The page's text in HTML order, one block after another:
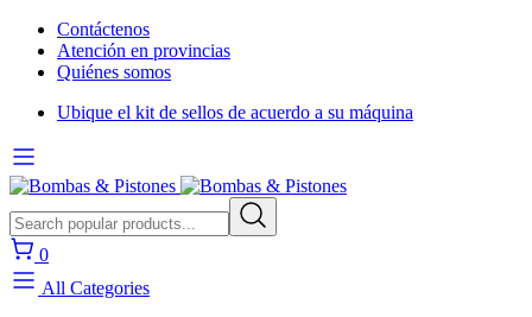
Contáctenos
Atención en provincias
Quiénes somos
Ubique el kit de sellos de acuerdo a su máquina
0
All Categories